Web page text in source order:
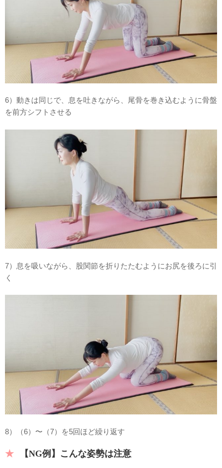
6）動きは同じで、息を吐きながら、尾骨を巻き込むように骨盤
を前方シフトさせる
7）息を吸いながら、股関節を折りたたむようにお尻を後ろに引
く
8）（6）〜（7）を5回ほど繰り返す
【NG例】こんな姿勢は注意